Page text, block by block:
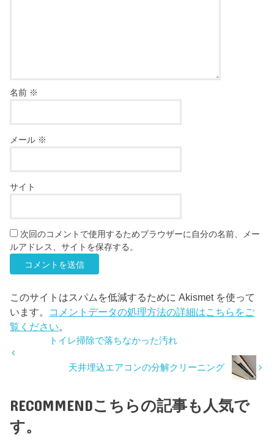
名前 ※
メール ※
サイト
次回のコメントで使用するためブラウザーに自分の名前、メー
ルアドレス、サイトを保存する。
このサイトはスパムを低減するために Akismet を使って
います。 コメントデータの処理方法の詳細はこちらをご
覧ください。
トイレ掃除で落ちなかった汚れ
天井埋込エアコンの分解クリーニング
RECOMMENDこちらの記事も人気で
す。